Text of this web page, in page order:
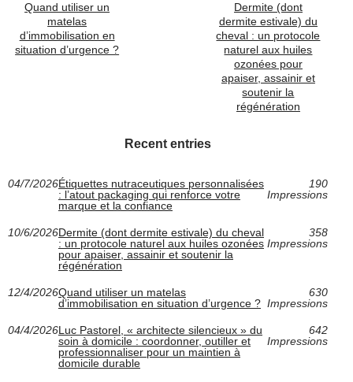
Quand utiliser un
matelas
d’immobilisation en
situation d’urgence ?
Dermite (dont
dermite estivale) du
cheval : un protocole
naturel aux huiles
ozonées pour
apaiser, assainir et
soutenir la
régénération
Recent entries
04/7/2026Étiquettes nutraceutiques personnalisées
: l’atout packaging qui renforce votre
marque et la confiance
190
Impressions
10/6/2026Dermite (dont dermite estivale) du cheval
: un protocole naturel aux huiles ozonées
pour apaiser, assainir et soutenir la
régénération
358
Impressions
12/4/2026Quand utiliser un matelas
d’immobilisation en situation d’urgence ?
630
Impressions
04/4/2026Luc Pastorel, « architecte silencieux » du
soin à domicile : coordonner, outiller et
professionnaliser pour un maintien à
domicile durable
642
Impressions